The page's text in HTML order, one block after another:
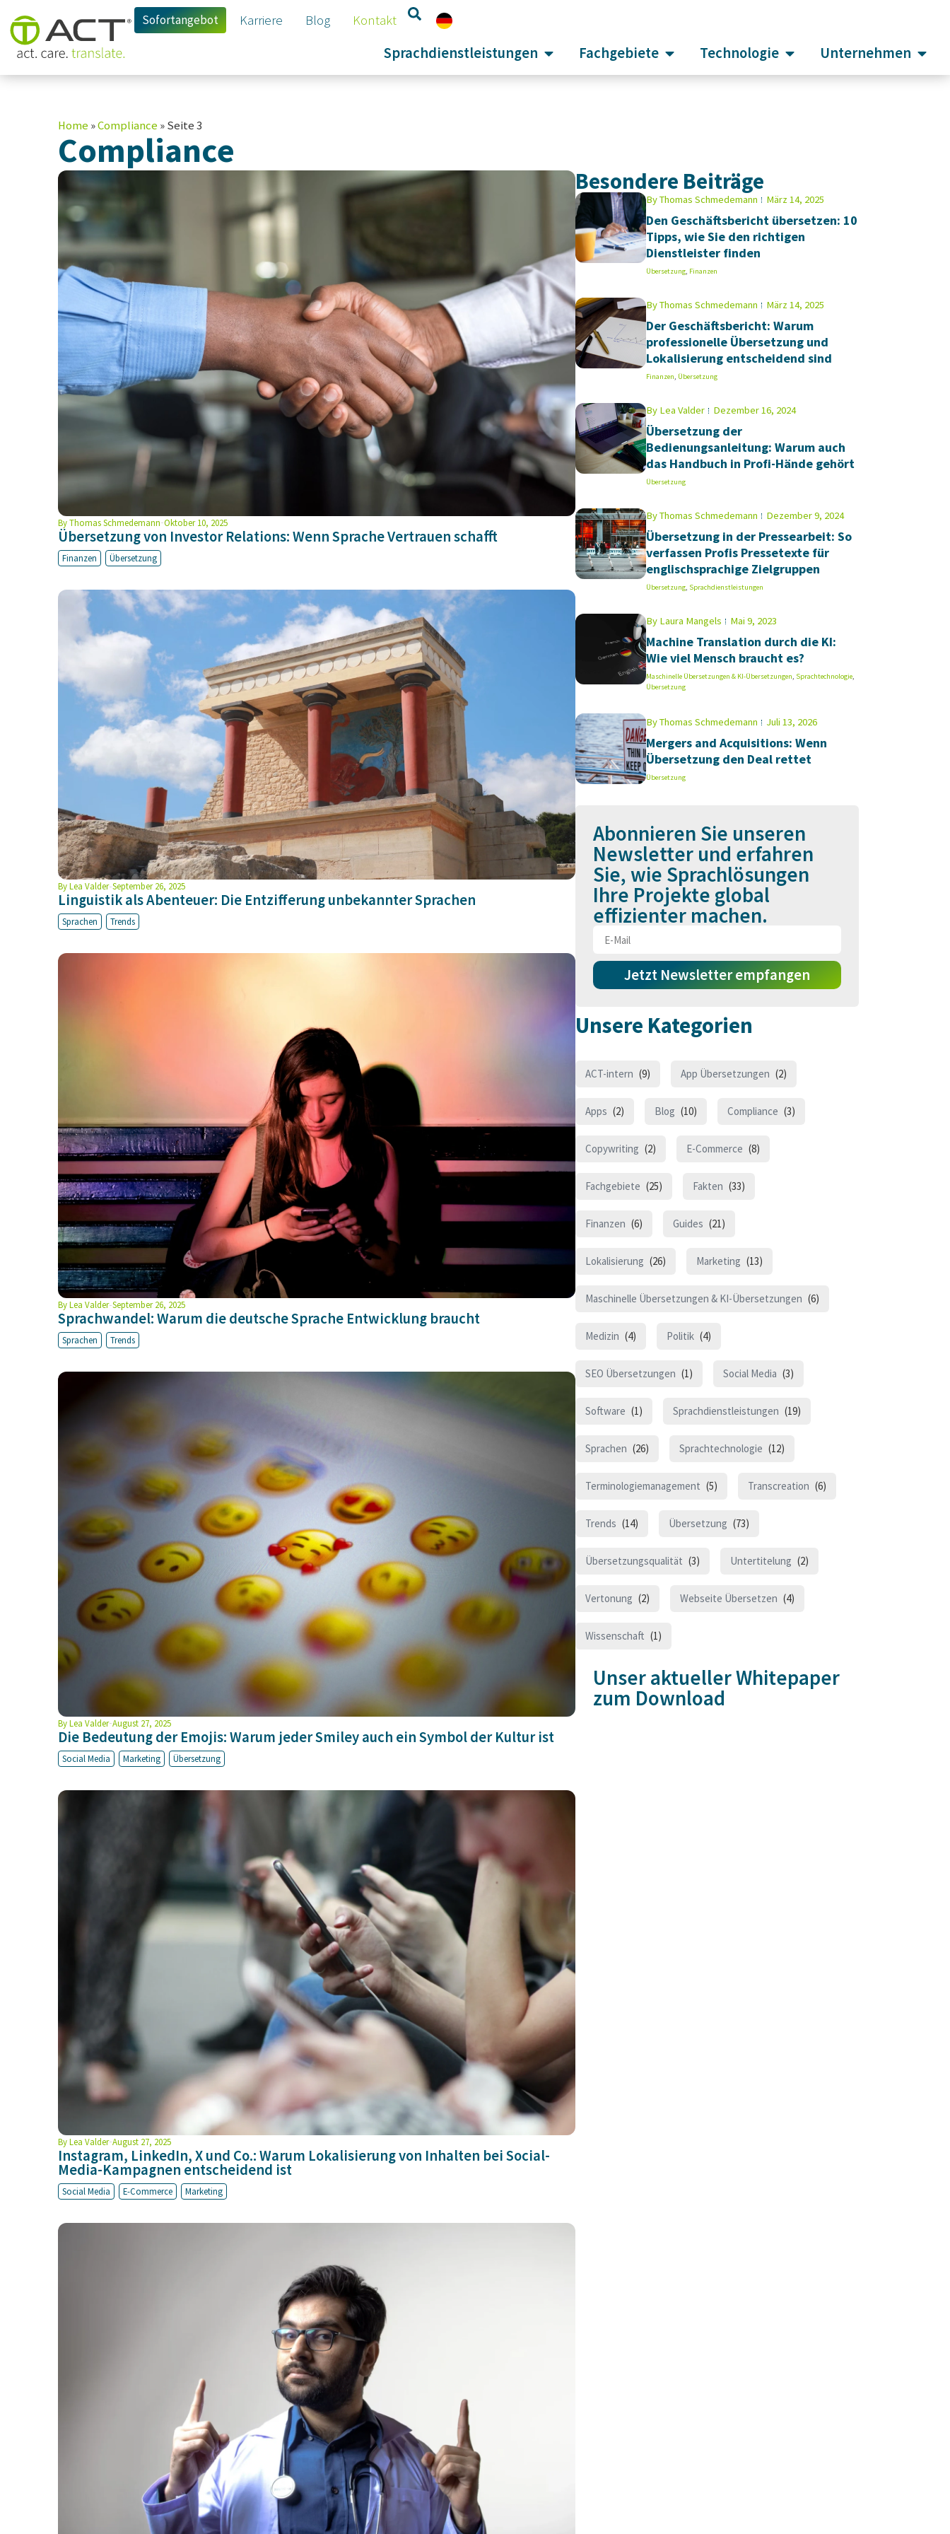
Sofortangebot Karriere Blog Kontakt
Sprachdienstleistungen Fachgebiete Technologie Unternehmen
Home »Compliance »Seite 3
Compliance
ByThomas Schmedemann Oktober 10, 2025
Übersetzung von Investor Relations: Wenn Sprache Vertrauen schafft
Finanzen Übersetzung
ByLea Valder September 26, 2025
Linguistik als Abenteuer: Die Entzifferung unbekannter Sprachen
Sprachen Trends
ByLea Valder September 26, 2025
Sprachwandel: Warum die deutsche Sprache Entwicklung braucht
Sprachen Trends
ByLea Valder August 27, 2025
Die Bedeutung der Emojis: Warum jeder Smiley auch ein Symbol der Kultur ist
Social Media Marketing Übersetzung
ByLea Valder August 27, 2025
Instagram, LinkedIn, X und Co.: Warum Lokalisierung von Inhalten bei Social-
Media-Kampagnen entscheidend ist
Social Media E-Commerce Marketing
Besondere Beiträge
ByThomas Schmedemann März 14, 2025
Den Geschäftsbericht übersetzen: 10
Tipps, wie Sie den richtigen
Dienstleister finden
Übersetzung, Finanzen
ByThomas Schmedemann März 14, 2025
Der Geschäftsbericht: Warum
professionelle Übersetzung und
Lokalisierung entscheidend sind
Finanzen, Übersetzung
ByLea Valder Dezember 16, 2024
Übersetzung der
Bedienungsanleitung: Warum auch
das Handbuch in Profi-Hände gehört
Übersetzung
ByThomas Schmedemann Dezember 9, 2024
Übersetzung in der Pressearbeit: So
verfassen Profis Pressetexte für
englischsprachige Zielgruppen
Übersetzung, Sprachdienstleistungen
ByLaura Mangels Mai 9, 2023
Machine Translation durch die KI:
Wie viel Mensch braucht es?
Maschinelle Übersetzungen & KI-Übersetzungen, Sprachtechnologie,
Übersetzung
ByThomas Schmedemann Juli 13, 2026
Mergers and Acquisitions: Wenn
Übersetzung den Deal rettet
Übersetzung
Abonnieren Sie unseren
Newsletter und erfahren
Sie, wie Sprachlösungen
Ihre Projekte global
effizienter machen.
Jetzt Newsletter empfangen
Unsere Kategorien
ACT-intern (9) App Übersetzungen (2)
Apps (2) Blog (10) Compliance (3)
Copywriting (2) E-Commerce (8)
Fachgebiete (25) Fakten (33)
Finanzen (6) Guides (21)
Lokalisierung (26) Marketing (13)
Maschinelle Übersetzungen & KI-Übersetzungen (6)
Medizin (4) Politik (4)
SEO Übersetzungen (1) Social Media (3)
Software (1) Sprachdienstleistungen (19)
Sprachen (26) Sprachtechnologie (12)
Terminologiemanagement (5) Transcreation (6)
Trends (14) Übersetzung (73)
Übersetzungsqualität (3) Untertitelung (2)
Vertonung (2) Webseite Übersetzen (4)
Wissenschaft (1)
Unser aktueller Whitepaper
zum Download